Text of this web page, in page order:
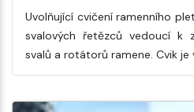
Uvolňující cvičení ramenního
svalových řetězců vedoucí k
svalů a rotátorů ramene. Cvik je